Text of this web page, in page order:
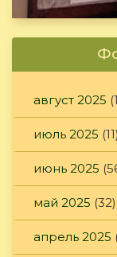
август 2025
июль 2025 (11)
июнь 2025
май 2025 (32)
апрель 2025